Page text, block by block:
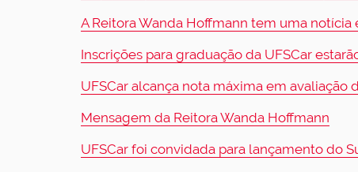
A Reitora Wanda Hoffmann tem uma notícia
Inscrições para graduação da UFSCar
UFSCar alcança nota máxima em avaliação
Mensagem da Reitora Wanda Hoffmann
UFSCar foi convidada para lançamento do